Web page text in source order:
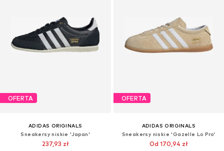
OFERTA
ADIDAS ORIGINALS
Sneakersy niskie 'Japan'
237,93 zł
OFERTA
ADIDAS ORIGINALS
Sneakersy niskie 'Gazelle Lo Pro'
Od 170,94 zł